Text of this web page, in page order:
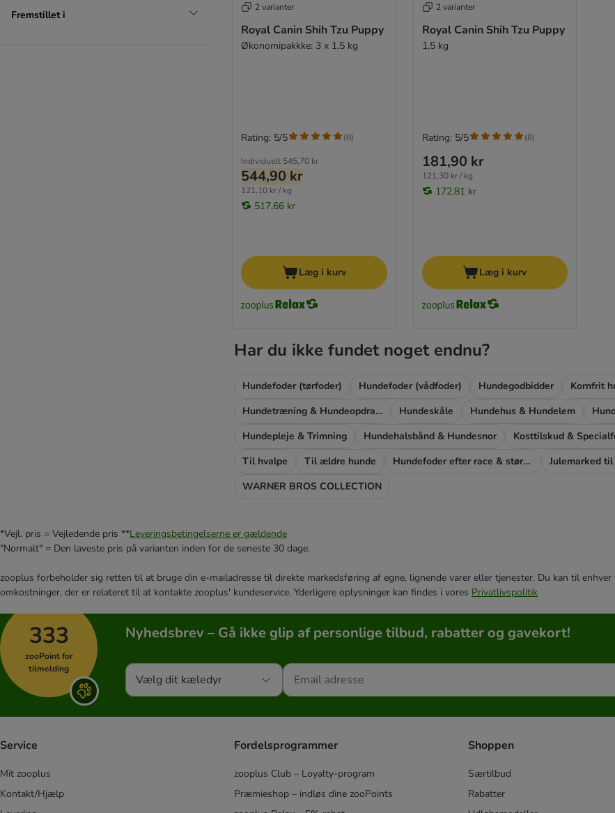
Fremstillet i
2 varianter
Royal Canin Shih Tzu Puppy
Økonomipakkke: 3 x 1,5 kg
Individuelt 545,70 kr
544,90 kr
121,10 kr / kg
517,66 kr
Rating: 5/5 (8)
Læg i kurv
2 varianter
Royal Canin Shih Tzu Puppy
1,5 kg
181,90 kr
121,30 kr / kg
172,81 kr
Rating: 5/5 (8)
Læg i kurv
Har du ikke fundet noget endnu?
Hundefoder (tørfoder) Hundefoder (vådfoder) Hundegodbidder Kornfrit
Hundetræning & Hundeopdragelse
Hundeskåle Hundehus & Hundelem
Hundepleje & Trimning
Hundehalsbånd & Hundesnor Kosttilskud &
Til hvalpe
Til ældre hunde Hundefoder efter race & størrelse Julemarked til
WARNER BROS COLLECTION
*Vejl. pris = Vejledende pris **Leveringsbetingelserne er gældende
"Normalt" = Den laveste pris på varianten inden for de seneste 30 dage.
zooplus forbeholder sig retten til at bruge din e-mailadresse til direkte markedsføring af egne, lignende varer eller tjenester. Du kan til
omkostninger, der er relateret til at kontakte zooplus' kundeservice. Yderligere oplysninger kan findes i vores Privatlivspolitik
333
zooPoint for
tilmelding
Nyhedsbrev – Gå ikke glip af personlige tilbud, rabatter og gavekort!
Vælg dit kæledyr
Service
Mit zooplus
Kontakt/Hjælp
Fordelsprogrammer
zooplus Club – Loyalty-program
Præmieshop – indløs dine zooPoints
Shoppen
Særtilbud
Rabatter